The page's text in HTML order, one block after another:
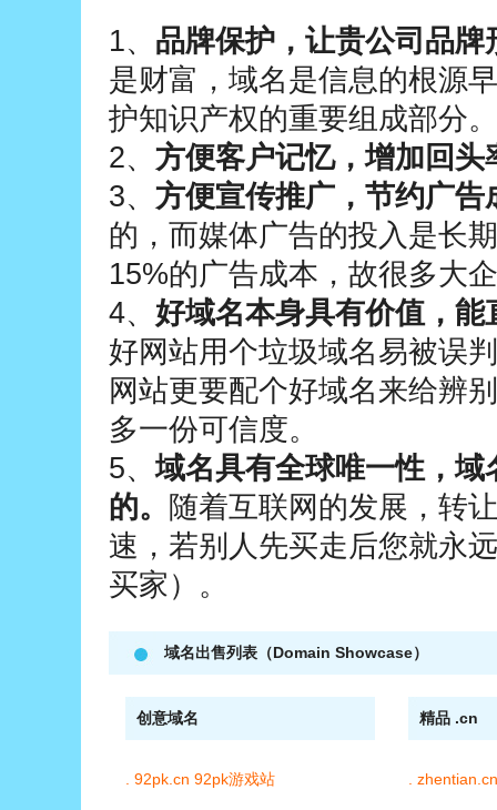
1、 品牌保护，让贵公司品
是财富，域名是信息的根源
护知识产权的重要组成部分。
2、 方便客户记忆，增加回
3、 方便宣传推广，节约广告
的，而媒体广告的投入是长
15%的广告成本，故很多大
4、 好域名本身具有价值，
好网站用个垃圾域名易被误
网站更要配个好域名来给辨
多一份可信度。
5、域名具有全球唯一性，
的。 随着互联网的发展，转
速，若别人先买走后您就永
买家）。